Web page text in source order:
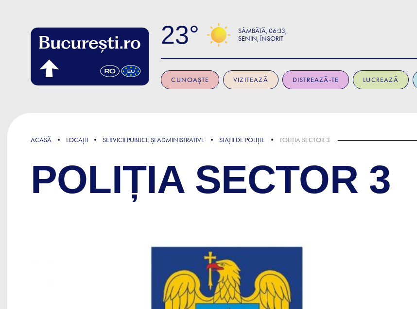
23 SÂMBĂTĂ 06:33
SENIN, ÎNSORIT
CUNOAȘTE VIZITEAZĂ DISTREAZĂ-TE LUCREAZĂ
ACASĂ LOCAȚII SERVICII PUBLICE ȘI ADMINISTRATIVE STAȚII DE POLIȚIE POLIȚIA SECTOR 3
POLIȚIA SECTOR 3